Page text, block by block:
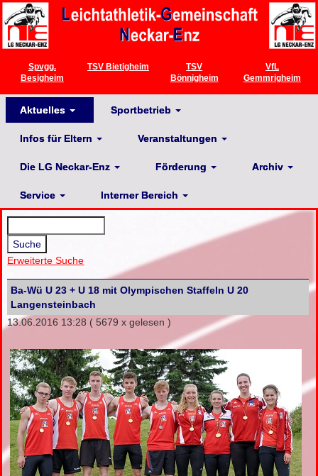
Spvgg.
Besigheim
TSV Bietigheim
TSV
Bönnigheim
VfL
Gemmrigheim
Aktuelles Sportbetrieb
Infos für Eltern Veranstaltungen
Die LG Neckar-Enz Förderung Archiv
Service Interner Bereich
Erweiterte Suche
Ba-Wü U 23 + U 18 mit Olympischen Staffeln U 20
Langensteinbach
13.06.2016 13:28 ( 5679 x gelesen )